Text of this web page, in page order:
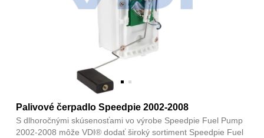
Palivové čerpadlo Speedpie 2002-2008
S dlhoročnými skúsenosťami vo výrobe Speedpie Fuel Pump
2002-2008 môže VDI® dodať široký sortiment Speedpie Fuel